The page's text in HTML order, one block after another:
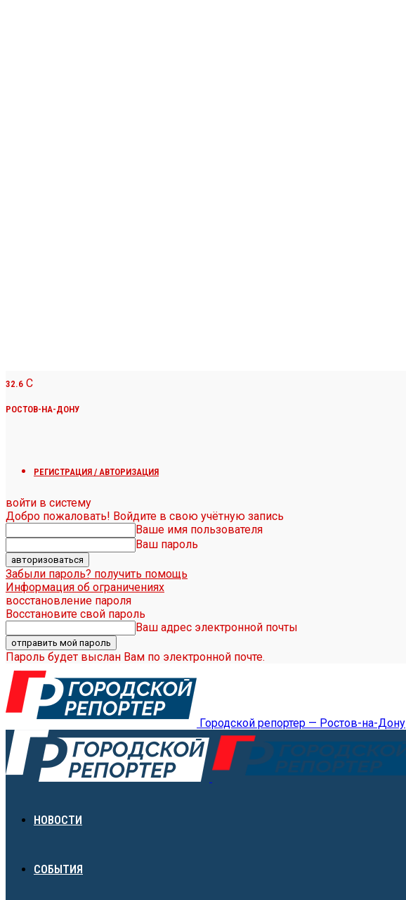
32.6 C
РОСТОВ-НА-ДОНУ
РЕГИСТРАЦИЯ / АВТОРИЗАЦИЯ
войти в систему
Добро пожаловать! Войдите в свою учётную запись
Ваше имя пользователя
Ваш пароль
Забыли пароль? получить помощь
Информация об ограничениях
восстановление пароля
Восстановите свой пароль
Ваш адрес электронной почты
Пароль будет выслан Вам по электронной почте.
Городской репортер — Ростов-на-Дону
НОВОСТИ
СОБЫТИЯ